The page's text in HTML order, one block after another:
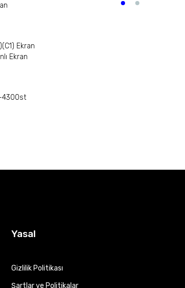
Ekran
Ekran
4300st
Yasal
Gizlilik Politikası
Şartlar ve Politikalar